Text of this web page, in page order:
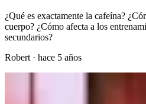
¿Qué es exactamente la cafeína?
cuerpo? ¿Cómo afecta a los
secundarios?
Robert · hace 5 años